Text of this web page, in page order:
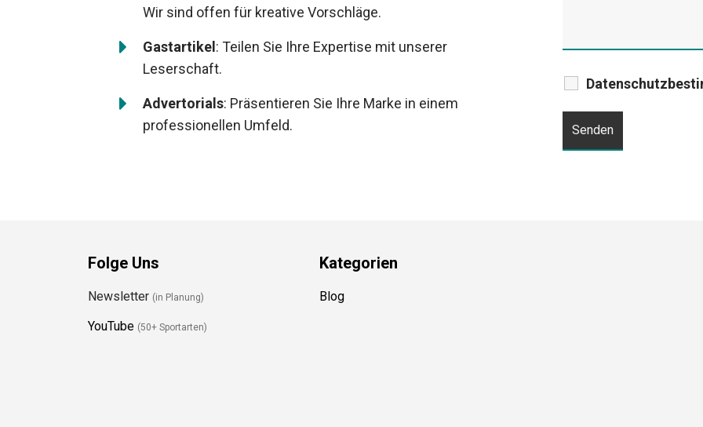
Wir sind offen für kreative Vorschläge.
Gastartikel : Teilen Sie Ihre Expertise mit unserer
Leserschaft.
Advertorials: Präsentieren Sie Ihre Marke in einem
professionellen Umfeld.
Folge Uns
Newsletter (in Planung)
YouTube (50+ Sportarten)
Kategorien
Blog